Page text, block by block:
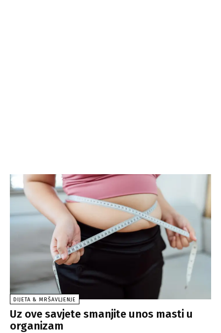
DIJETA & MRŠAVLJENJE
Uz ove savjete smanjite unos masti u
organizam